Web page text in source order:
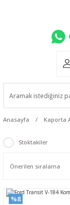
Anasayfa Kaporta
Stoktakiler
%8